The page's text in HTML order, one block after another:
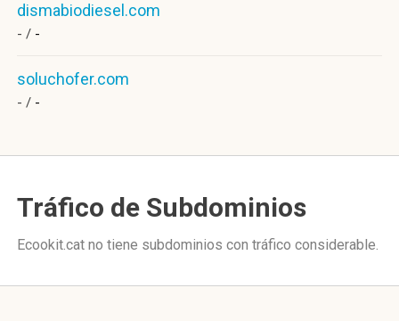
dismabiodiesel.com
- / -
soluchofer.com
- / -
Tráfico de Subdominios
Ecookit.cat no tiene subdominios con tráfico considerable.